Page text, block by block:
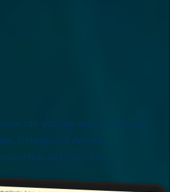
Vorlage aus und erfasse
Belege und deinen
an einem Ort.